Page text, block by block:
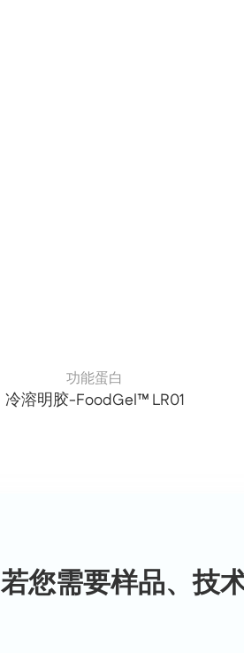
功能蛋白
冷溶明胶-FoodGel™ LR01
若您需要样品、技